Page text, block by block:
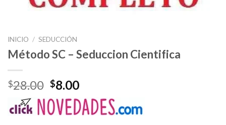
INICIO / SEDUCCIÓN
Método SC – Seduccion Cientifica
$28.00 El
precio
original
$8.00El
precio
actual